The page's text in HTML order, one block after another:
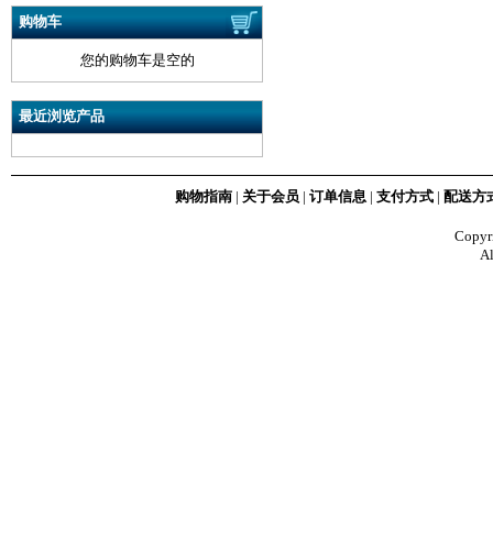
购物车
您的购物车是空的
最近浏览产品
购物指南 | 关于会员 | 订单信息 | 支付方式 | 配送方